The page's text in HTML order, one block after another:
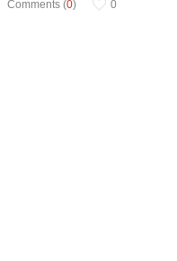
Comments (0) 0